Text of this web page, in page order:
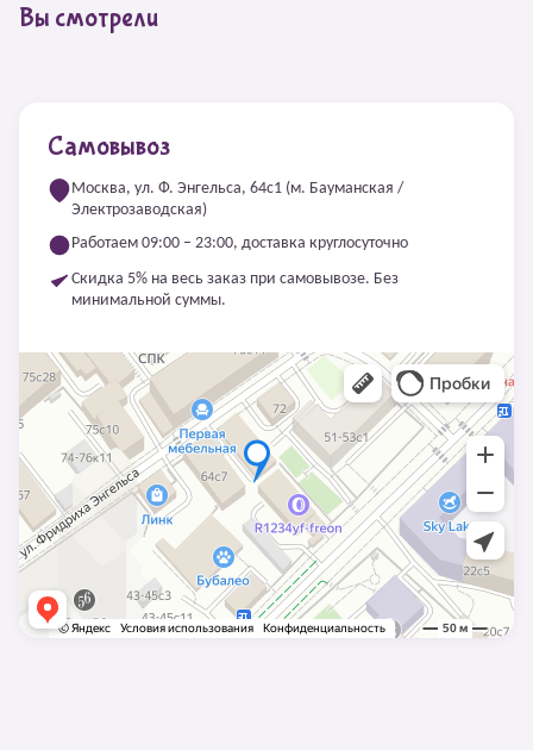
Вы смотрели
Самовывоз
Москва, ул. Ф. Энгельса, 64с1 (м. Бауманская /
Электрозаводская)
Работаем 09:00 – 23:00, доставка круглосуточно
Скидка 5% на весь заказ при самовывозе. Без
минимальной суммы.